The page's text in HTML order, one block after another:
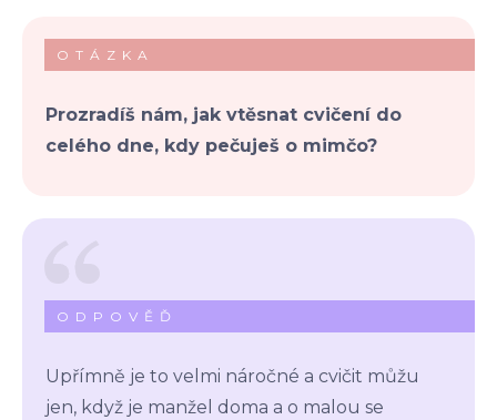
OTÁZKA
Prozradíš nám, jak vtěsnat cvičení do
celého dne, kdy pečuješ o mimčo?
ODPOVĚĎ
Upřímně je to velmi náročné a cvičit můžu
jen, když je manžel doma a o malou se